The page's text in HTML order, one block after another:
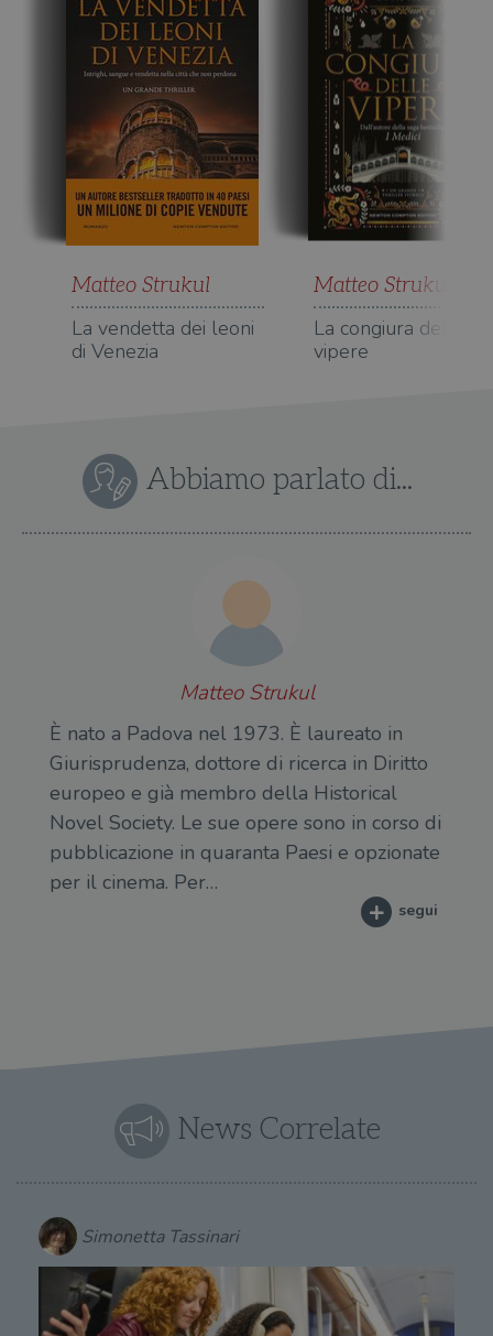
Matteo Strukul
La vendetta dei leoni
di Venezia
Matteo Strukul
La congiura delle
vipere
Abbiamo parlato di...
Matteo Strukul
È nato a Padova nel 1973. È laureato in
Giurisprudenza, dottore di ricerca in Diritto
europeo e già membro della Historical
Novel Society. Le sue opere sono in corso di
pubblicazione in quaranta Paesi e opzionate
per il cinema. Per…
segui
News Correlate
Simonetta Tassinari